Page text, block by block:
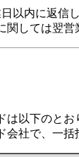
以内に返信し
しては翌営
は以下のとお
会社で、一括